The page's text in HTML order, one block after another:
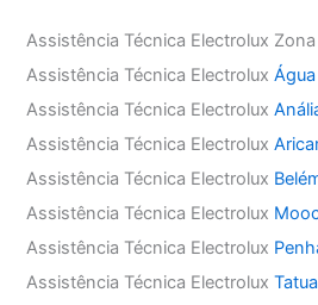
Assistência Técnica Electrolux
Assistência Técnica Electrolux
Assistência Técnica Electrolux
Assistência Técnica Electrolux
Assistência Técnica Electrolux
Assistência Técnica Electrolux
Assistência Técnica Electrolux
Assistência Técnica Electrolux